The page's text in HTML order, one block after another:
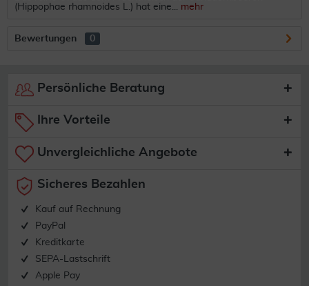
(Hippophae rhamnoides L.) hat eine... mehr
Bewertungen 0
Persönliche Beratung
Ihre Vorteile
Unvergleichliche Angebote
Sicheres Bezahlen
Kauf auf Rechnung
PayPal
Kreditkarte
SEPA-Lastschrift
Apple Pay